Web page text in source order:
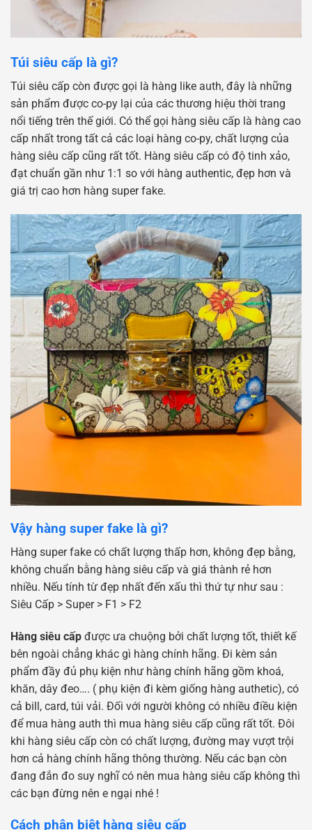
Túi siêu cấp là gì?
Túi siêu cấp còn được gọi là hàng like auth, đây là những
sản phẩm được co-py lại của các thương hiệu thời trang
nổi tiếng trên thế giới. Có thể gọi hàng siêu cấp là hàng cao
cấp nhất trong tất cả các loại hàng co-py, chất lượng của
hàng siêu cấp cũng rất tốt. Hàng siêu cấp có độ tinh xảo,
đạt chuẩn gần như 1:1 so với hàng authentic, đẹp hơn và
giá trị cao hơn hàng super fake.
Vậy hàng super fake là gì?
Hàng super fake có chất lượng thấp hơn, không đẹp bằng,
không chuẩn bằng hàng siêu cấp và giá thành rẻ hơn
nhiều. Nếu tính từ đẹp nhất đến xấu thì thứ tự như sau :
Siêu Cấp > Super > F1 > F2
Hàng siêu cấp được ưa chuộng bởi chất lượng tốt, thiết kế
bên ngoài chẳng khác gì hàng chính hãng. Đi kèm sản
phẩm đầy đủ phụ kiện như hàng chính hãng gồm khoá,
khăn, dây đeo…. ( phụ kiện đi kèm giống hàng authetic), có
cả bill, card, túi vải. Đối với người không có nhiều điều kiện
để mua hàng auth thì mua hàng siêu cấp cũng rất tốt. Đôi
khi hàng siêu cấp còn có chất lượng, đường may vượt trội
hơn cả hàng chính hãng thông thường. Nếu các bạn còn
đang đắn đo suy nghĩ có nên mua hàng siêu cấp không thì
các bạn đừng nên e ngại nhé !
Cách phân biệt hàng siêu cấp